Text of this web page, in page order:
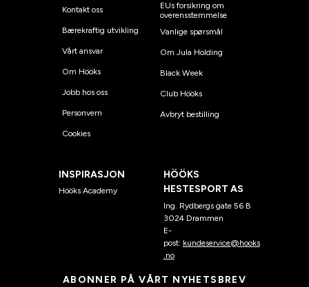
Kontakt oss
Bærekraftig utvikling
Vårt ansvar
Om Hööks
Jobb hos oss
Personvern
Cookies
EUs forsikring om
overensstemmelse
Vanlige spørsmål
Om Jula Holding
Black Week
Club Hööks
Avbryt bestilling
INSPIRASJON
Hööks Academy
HÖÖKS
HESTESPORT AS
Ing. Rydbergs gate 56 B
3024 Drammen
E-
post: kundeservice@hooks
.no
ABONNER PÅ VÅRT NYHETSBREV